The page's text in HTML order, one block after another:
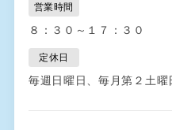
営業時間
８：３０～１７：３０
定休日
毎週日曜日、毎月第２土曜